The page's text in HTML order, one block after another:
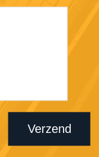
Verzend